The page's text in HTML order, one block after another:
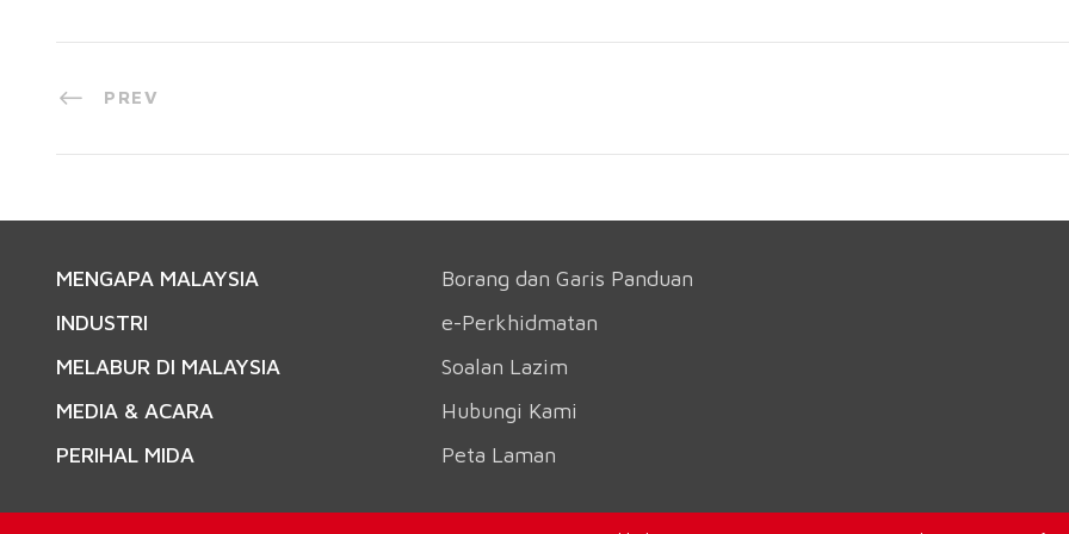
PREV
MENGAPA MALAYSIA
INDUSTRI
MELABUR DI MALAYSIA
MEDIA & ACARA
PERIHAL MIDA
Borang dan Garis Panduan
e-Perkhidmatan
Soalan Lazim
Hubungi Kami
Peta Laman